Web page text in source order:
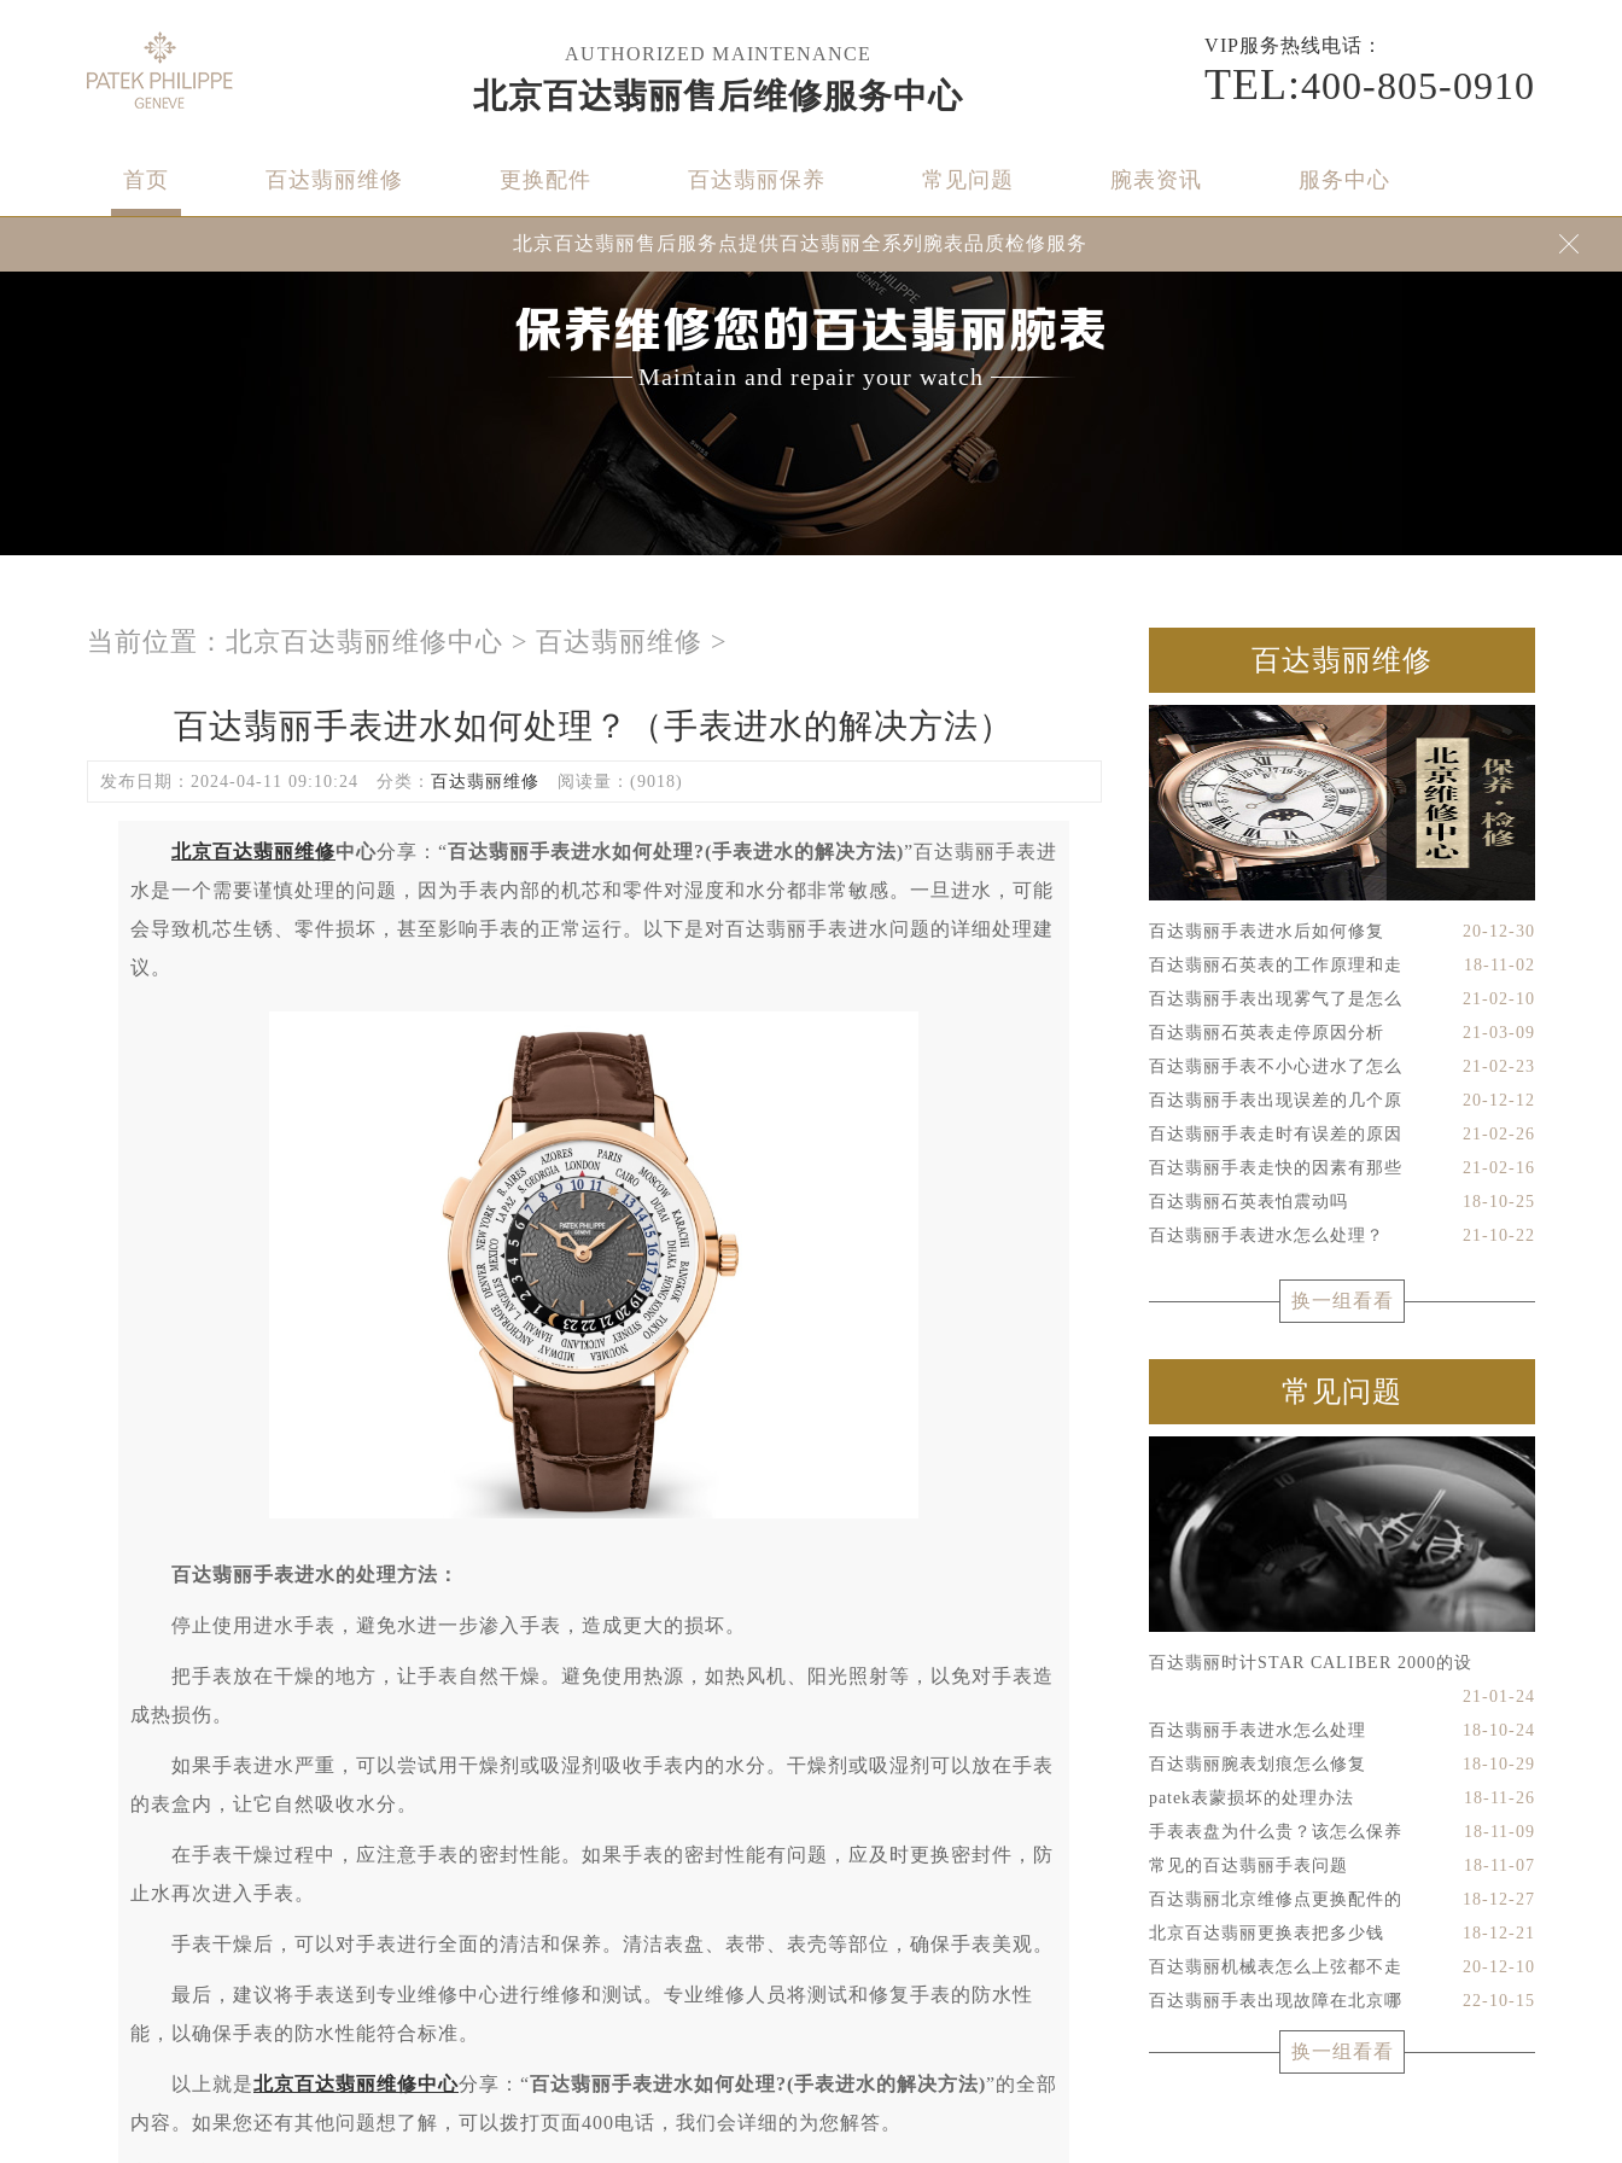
AUTHORIZED MAINTENANCE
北京百达翡丽售后维修服务中心
VIP服务热线电话：
TEL:400-805-0910
首页 百达翡丽维修 更换配件 百达翡丽保养 常见问题 腕表资讯 服务中心
北京百达翡丽售后服务点提供百达翡丽全系列腕表品质检修服务 
保养维修您的百达翡丽腕表
Maintain and repair your watch
当前位置： 北京百达翡丽维修中心 > 百达翡丽维修 >
百达翡丽手表进水如何处理？（手表进水的解决方法）
发布日期：2024-04-11 09:10:24 分类： 百达翡丽维修 阅读量：(9018)
北京百达翡丽维修中心分享：“百达翡丽手表进水如何处理?(手表进水的解决方法)”百达翡丽手表进
水是一个需要谨慎处理的问题，因为手表内部的机芯和零件对湿度和水分都非常敏感。一旦进水，可能
会导致机芯生锈、零件损坏，甚至影响手表的正常运行。以下是对百达翡丽手表进水问题的详细处理建
议。
百达翡丽手表进水的处理方法：
停止使用进水手表，避免水进一步渗入手表，造成更大的损坏。
把手表放在干燥的地方，让手表自然干燥。避免使用热源，如热风机、阳光照射等，以免对手表造
成热损伤。
如果手表进水严重，可以尝试用干燥剂或吸湿剂吸收手表内的水分。干燥剂或吸湿剂可以放在手表
的表盒内，让它自然吸收水分。
在手表干燥过程中，应注意手表的密封性能。如果手表的密封性能有问题，应及时更换密封件，防
止水再次进入手表。
手表干燥后，可以对手表进行全面的清洁和保养。清洁表盘、表带、表壳等部位，确保手表美观。
最后，建议将手表送到专业维修中心进行维修和测试。专业维修人员将测试和修复手表的防水性
能，以确保手表的防水性能符合标准。
以上就是北京百达翡丽维修中心分享：“百达翡丽手表进水如何处理?(手表进水的解决方法)”的全部
内容。如果您还有其他问题想了解，可以拨打页面400电话，我们会详细的为您解答。
百达翡丽维修
百达翡丽手表进水后如何修复
20-12-30
百达翡丽石英表的工作原理和走
18-11-02
百达翡丽手表出现雾气了是怎么
21-02-10
百达翡丽石英表走停原因分析
21-03-09
百达翡丽手表不小心进水了怎么
21-02-23
百达翡丽手表出现误差的几个原
20-12-12
百达翡丽手表走时有误差的原因
21-02-26
百达翡丽手表走快的因素有那些
21-02-16
百达翡丽石英表怕震动吗
18-10-25
百达翡丽手表进水怎么处理？
21-10-22
换一组看看
常见问题
百达翡丽时计STAR CALIBER 2000的设
21-01-24
百达翡丽手表进水怎么处理
18-10-24
百达翡丽腕表划痕怎么修复
18-10-29
patek表蒙损坏的处理办法
18-11-26
手表表盘为什么贵？该怎么保养
18-11-09
常见的百达翡丽手表问题
18-11-07
百达翡丽北京维修点更换配件的
18-12-27
北京百达翡丽更换表把多少钱
18-12-21
百达翡丽机械表怎么上弦都不走
20-12-10
百达翡丽手表出现故障在北京哪
22-10-15
换一组看看